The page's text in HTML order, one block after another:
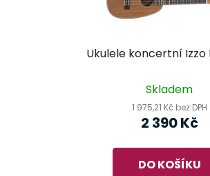
Ukulele koncertní Izzo
Skladem
1 975,21 Kč bez DPH
2 390 Kč
DO KOŠÍKU